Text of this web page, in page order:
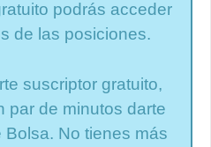
podrás acceder
de las posiciones.
suscriptor gratuito,
par de minutos darte
No tienes más